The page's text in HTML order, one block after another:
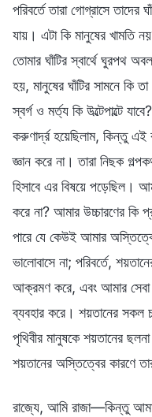
পরিবর্তে তারা গোগ্রাসে তাদের
যায়। এটা কি মানুষের খামতি
তোমার ঘাঁটির স্বার্থে ঘুরপথ
হয়, মানুষের ঘাঁটির সামনে কি
স্বর্গ ও মর্ত্য কি উল্টেপাল্টে
করুণার্দ্র হয়েছিলাম, কিন্তু
জ্ঞান করে না। তারা নিছক
হিসাবে এর বিষয়ে পড়েছিল।
করে না? আমার উচ্চারণের
পারে যে কেউই আমার
ভালোবাসে না; পরিবর্তে,
আক্রমণ করে, এবং আমার সেবা
ব্যবহার করে। শয়তানের
পৃথিবীর মানুষকে শয়তানের
শয়তানের অস্তিত্বের কারণে
রাজ্যে, আমি রাজা—কিন্তু